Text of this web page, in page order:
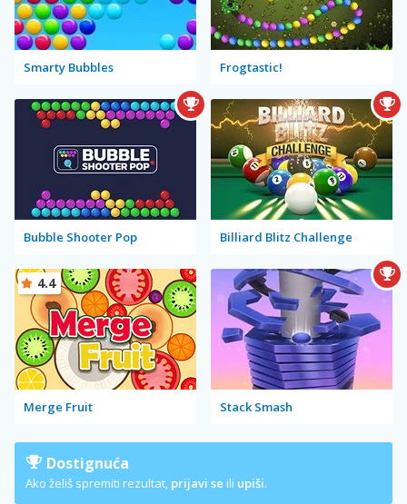
Smarty Bubbles Frogtastic!
Bubble Shooter Pop Billiard Blitz Challenge
Merge Fruit
4.4
Stack Smash
Dostignuća
Ako želiš spremiti rezultat, prijavi se ili upiši.